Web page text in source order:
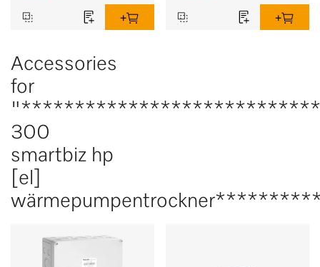
Accessories
for
300
smartbiz hp
[el]